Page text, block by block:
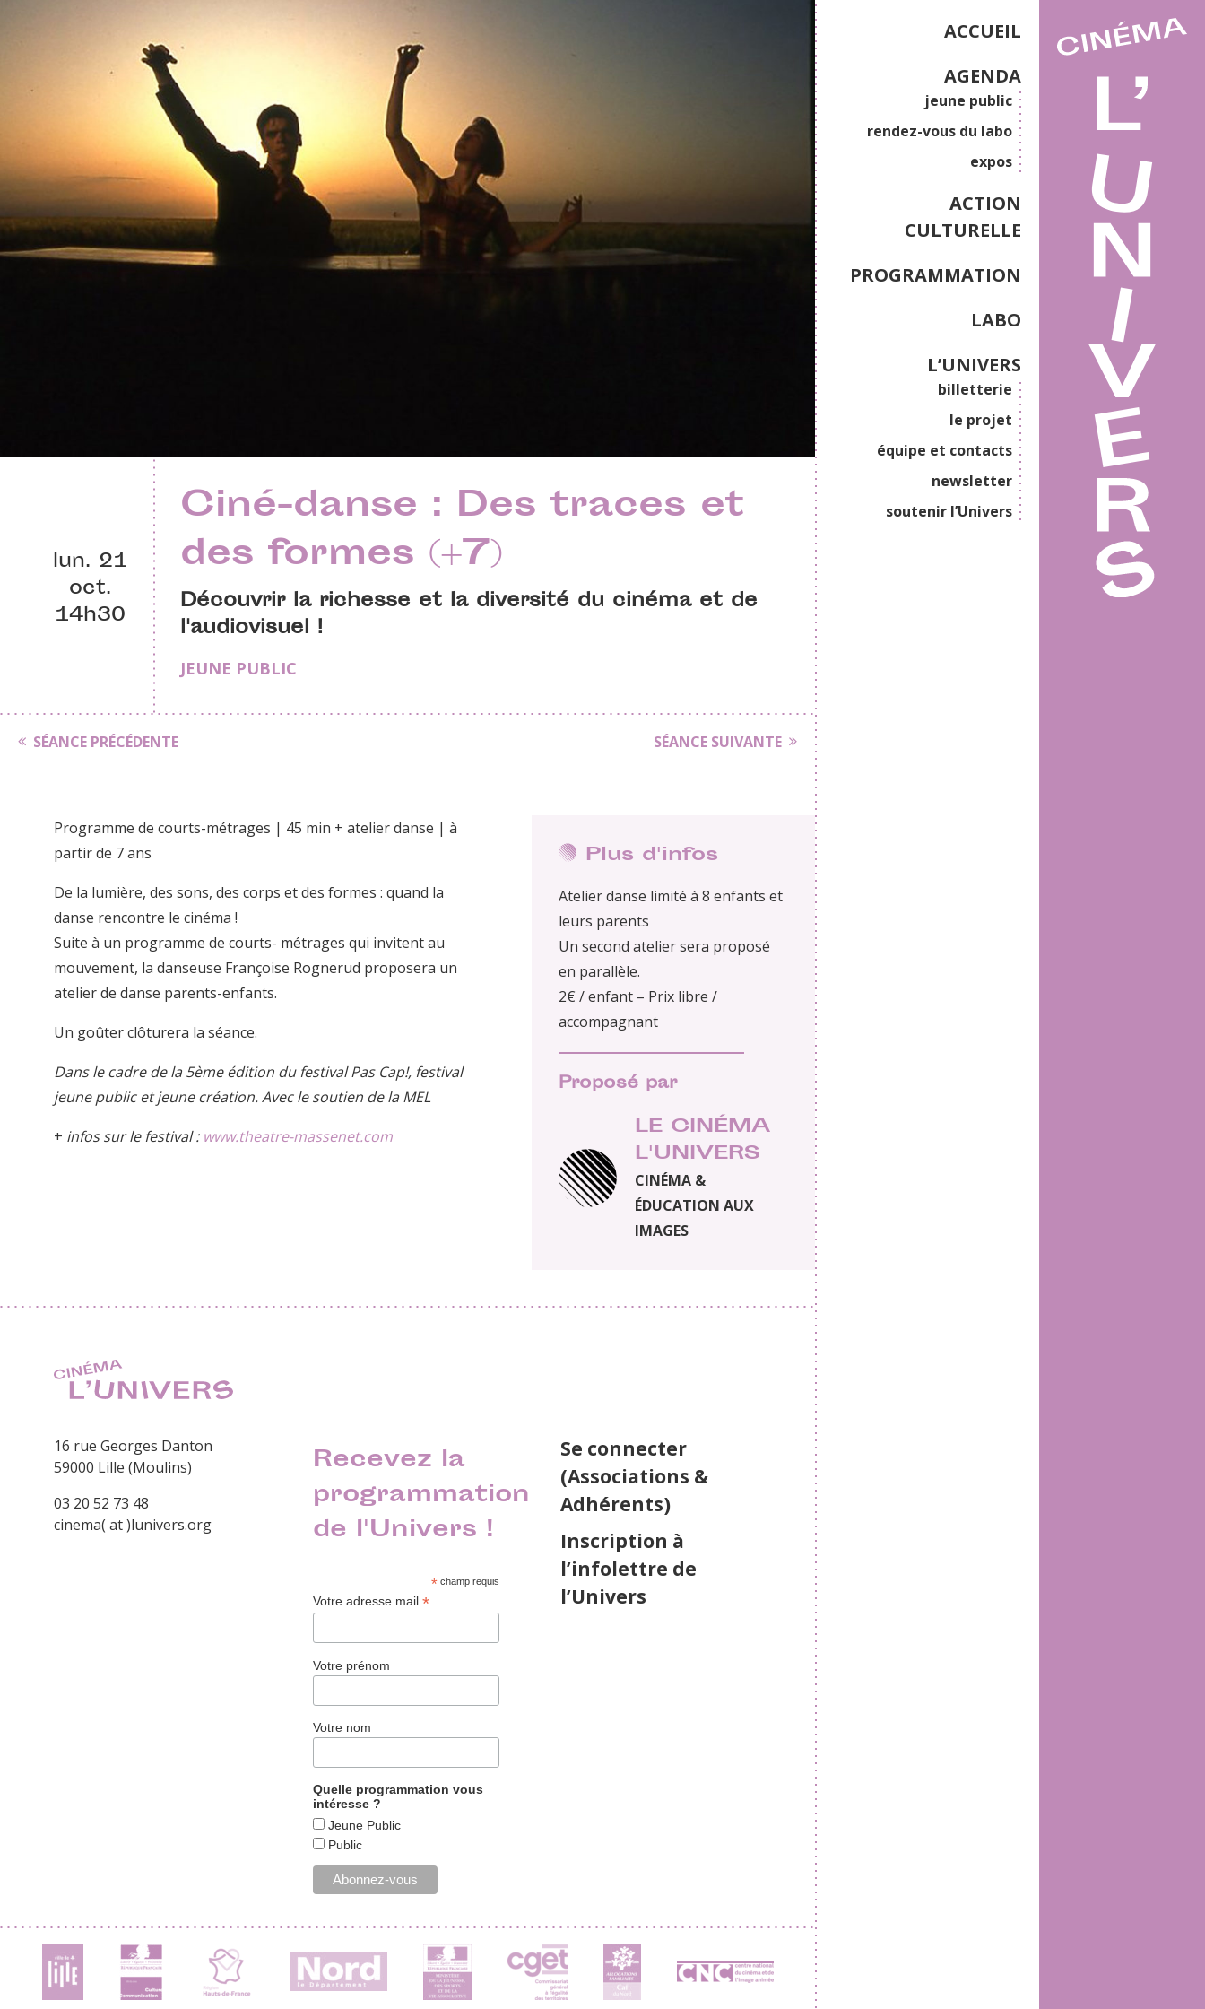
ACCUEIL
AGENDA
jeune public
rendez-vous du labo
expos
ACTION
CULTURELLE
PROGRAMMATION
LABO
L’UNIVERS
billetterie
le projet
équipe et contacts
newsletter
soutenir l’Univers
lun. 21
oct.
14h30
Ciné-danse : Des traces et
des formes (+7)
Découvrir la richesse et la diversité du cinéma et de
l'audiovisuel !
JEUNE PUBLIC
SÉANCE PRÉCÉDENTE SÉANCE SUIVANTE
Plus d'infos
Atelier danse limité à 8 enfants et
leurs parents
Un second atelier sera proposé
en parallèle.
2€ / enfant – Prix libre /
accompagnant
Proposé par
LE CINÉMA
L'UNIVERS
CINÉMA &
ÉDUCATION AUX
IMAGES
Programme de courts-métrages | 45 min + atelier danse | à
partir de 7 ans
De la lumière, des sons, des corps et des formes : quand la
danse rencontre le cinéma !
Suite à un programme de courts- métrages qui invitent au
mouvement, la danseuse Françoise Rognerud proposera un
atelier de danse parents-enfants.
Un goûter clôturera la séance.
Dans le cadre de la 5ème édition du festival Pas Cap!, festival
jeune public et jeune création. Avec le soutien de la MEL
+ infos sur le festival : www.theatre-massenet.com
16 rue Georges Danton
59000 Lille (Moulins)
03 20 52 73 48
cinema( at )lunivers.org
Recevez la
programmation
de l'Univers !
*champ requis
Votre adresse mail*
Votre prénom
Votre nom
Quelle programmation vous
intéresse ?
Jeune Public
Public
Se connecter
(Associations &
Adhérents)
Inscription à
l’infolettre de
l’Univers